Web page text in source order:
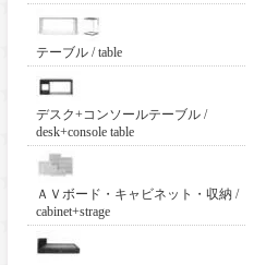
テーブル / table
デスク+コンソールテーブル /
desk+console table
ＡＶボード・キャビネット・収納 /
cabinet+strage